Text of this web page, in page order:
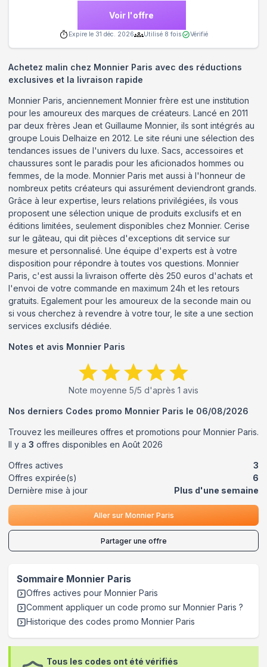
Voir l'offre
Expire le 31 déc. 2026 Utilisé 8 fois Vérifié
Achetez malin chez Monnier Paris avec des réductions
exclusives et la livraison rapide
Monnier Paris, anciennement Monnier frère est une institution
pour les amoureux des marques de créateurs. Lancé en 2011
par deux frères Jean et Guillaume Monnier, ils sont intégrés au
groupe Louis Delhaize en 2012. Le site réuni une sélection des
tendances issues de l'univers du luxe. Sacs, accessoires et
chaussures sont le paradis pour les aficionados hommes ou
femmes, de la mode. Monnier Paris met aussi à l'honneur de
nombreux petits créateurs qui assurément deviendront grands.
Grâce à leur expertise, leurs relations privilégiées, ils vous
proposent une sélection unique de produits exclusifs et en
éditions limitées, seulement disponibles chez Monnier. Cerise
sur le gâteau, qui dit pièces d'exceptions dit service sur
mesure et personnalisé. Une équipe d'experts est à votre
disposition pour répondre à toutes vos questions. Monnier
Paris, c'est aussi la livraison offerte dès 250 euros d'achats et
l'envoi de votre commande en maximum 24h et les retours
gratuits. Egalement pour les amoureux de la seconde main ou
si vous cherchez à revendre à votre tour, le site a une section
services exclusifs dédiée.
Notes et avis Monnier Paris
Note moyenne 5/5 d'après 1 avis
Nos derniers Codes promo Monnier Paris le 06/08/2026
Trouvez les meilleures offres et promotions pour Monnier Paris.
Il y a 3 offres disponibles en Août 2026
Offres actives
3
Offres expirée(s)
6
Dernière mise à jour
Plus d'une semaine
Aller sur Monnier Paris
Partager une offre
Sommaire Monnier Paris
Offres actives pour Monnier Paris
Comment appliquer un code promo sur Monnier Paris ?
Historique des codes promo Monnier Paris
Tous les codes ont été vérifiés